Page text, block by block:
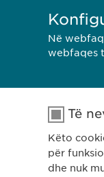
Në
webfaqes
Të
Këto
për
dhe nuk